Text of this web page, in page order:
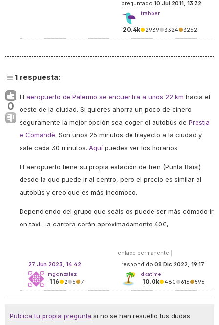
preguntado 10 Jul 2011, 13:32
trabber
20.4k●2989●3324●3252
1 respuesta:
0
El aeropuerto de Palermo se encuentra a unos 22 km hacia el
oeste de la ciudad. Si quieres ahorra un poco de dinero
seguramente la mejor opción sea coger el autobús de Prestia
e Comandè. Son unos 25 minutos de trayecto a la ciudad y
sale cada 30 minutos. Aquí puedes ver los horarios.
El aeropuerto tiene su propia estación de tren (Punta Raisi)
desde la que puede ir al centro, pero el precio es similar al
autobús y creo que es más incomodo.
Dependiendo del grupo que seáis os puede ser más cómodo ir
en taxi. La carrera serán aproximadamente 40€,
enlace permanente
respondido 08 Dic 2022, 19:17
dkatime
10.0k●480●616●596
27 Jun 2023, 14:42
mgonzalez
116●2●5●7
Publica tu propia pregunta si no se han resuelto tus dudas.